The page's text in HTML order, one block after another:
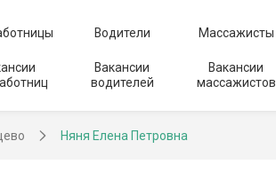
Водители Массажисты
Вакансии
водителей
Вакансии
массажистов
Няня Елена Петровна